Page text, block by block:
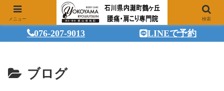
076-207-9013 LINEで予約
ブログ
メニュー 検索